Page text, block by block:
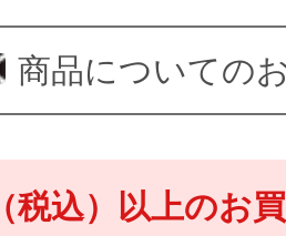
商品についての
税込）以上のお